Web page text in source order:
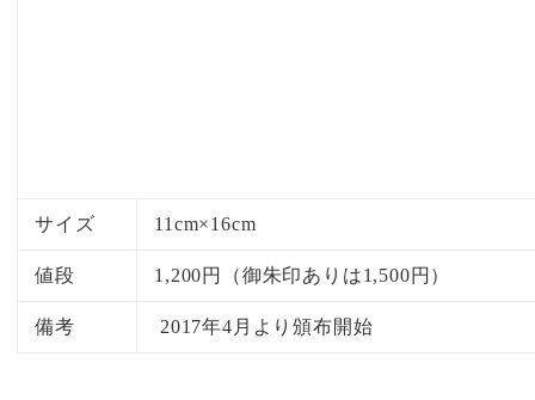
サイズ 11cm×16cm
値段 1,200円（御朱印ありは1,500円）
備考 2017年4月より頒布開始